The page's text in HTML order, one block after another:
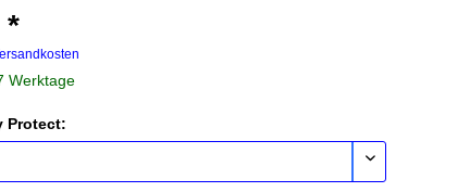
*
Werktage
Protect: